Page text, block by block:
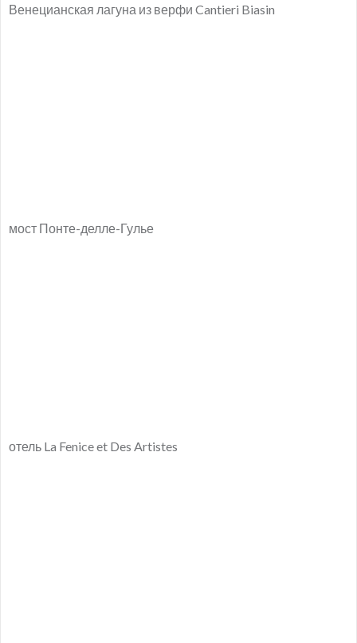
Венецианская лагуна из верфи Cantieri Biasin
мост Понте-делле-Гулье
отель La Fenice et Des Artistes